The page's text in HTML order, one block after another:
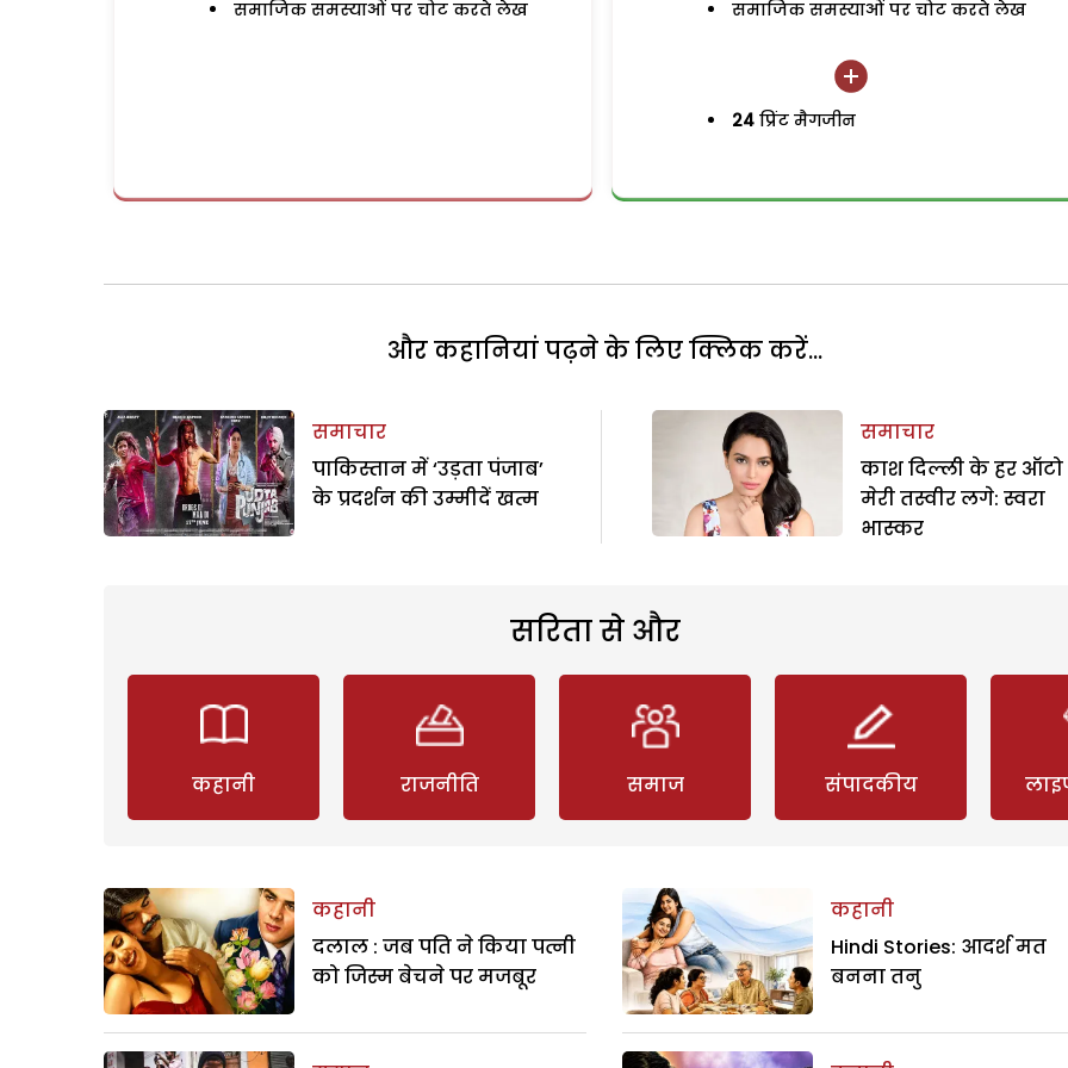
समाजिक समस्याओं पर चोट करते लेख समाजिक समस्याओं पर चोट करते लेख
24 प्रिंट मैगजीन
और कहानियां पढ़ने के लिए क्लिक करें...
समाचार
पाकिस्तान में ‘उड़ता पंजाब’
के प्रदर्शन की उम्मीदें खत्म
समाचार
काश दिल्ली के हर
मेरी तस्वीर लगे: स्वरा
भास्कर
सरिता से और
कहानी राजनीति समाज संपादकीय
कहानी
दलाल : जब पति ने किया पत्नी
को जिस्म बेचने पर मजबूर
कहानी
Hindi Stories: आदर्श मत
बनना तनु